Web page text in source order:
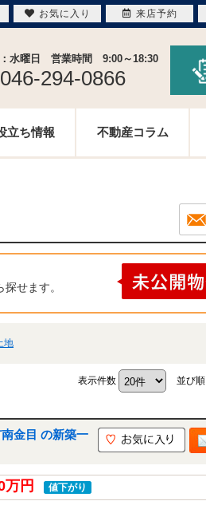
水曜日 営業時間 9:00～18:30
046-294-0866
立ち情報 不動産コラム
せます。
地
表示件数 並び順
金目 の新築一
万円 値下がり
お気に入り 来店予約